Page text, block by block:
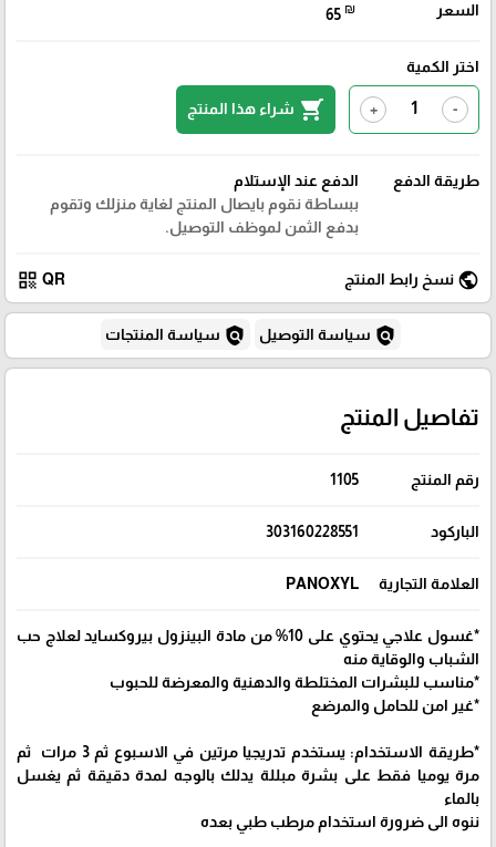
السعر 65 ₪
اختر الكمية
-
+
shopping_cart شراء هذا المنتج
طريقة الدفع
الدفع عند الإستلام
ببساطة نقوم بايصال المنتج لغاية منزلك وتقوم
بدفع الثمن لموظف التوصيل.
public نسخ رابط المنتج QR
qr_code
policy سياسة التوصيل policy سياسة المنتجات
تفاصيل المنتج
رقم المنتج 1105
الباركود 303160228551
العلامة التجارية PANOXYL
*غسول علاجي يحتوي على 10% من مادة البينزول بيروكسايد لعلاج حب
الشباب والوقاية منه
*مناسب للبشرات المختلطة والدهنية والمعرضة للحبوب
*غير امن للحامل والمرضع
*طريقة الاستخدام: يستخدم تدريجيا مرتين في الاسبوع ثم 3 مرات ثم
مرة يوميا فقط على بشرة مبللة يدلك بالوجه لمدة دقيقة ثم يغسل
بالماء
ننوه الى ضرورة استخدام مرطب طبي بعده